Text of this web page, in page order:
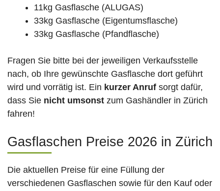
11kg Gasflasche (ALUGAS)
33kg Gasflasche (Eigentumsflasche)
33kg Gasflasche (Pfandflasche)
Fragen Sie bitte bei der jeweiligen Verkaufsstelle
nach, ob Ihre gewünschte Gasflasche dort geführt
wird und vorrätig ist. Ein kurzer Anruf sorgt dafür,
dass Sie nicht umsonst zum Gashändler in Zürich
fahren!
Gasflaschen Preise 2026 in Zürich
Die aktuellen Preise für eine Füllung der
verschiedenen Gasflaschen sowie für den Kauf oder